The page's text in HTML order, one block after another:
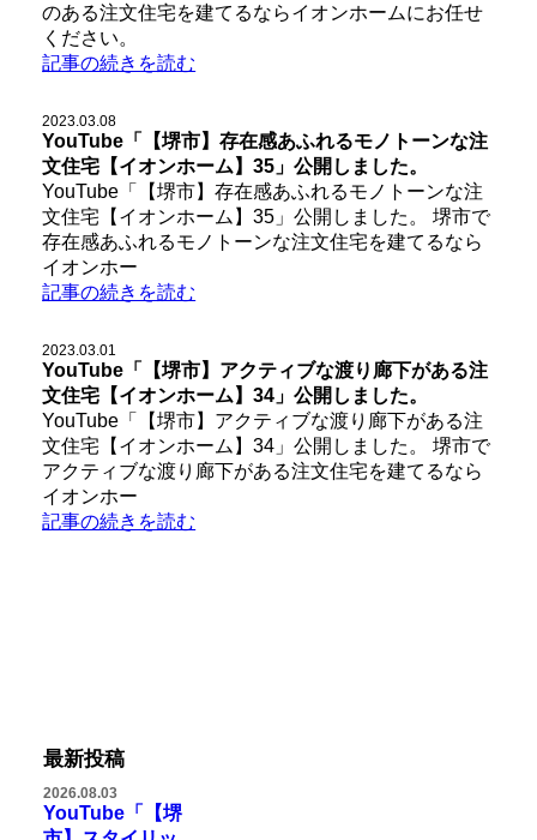
のある注文住宅を建てるならイオンホームにお任せ
ください。
記事の続きを読む
2023.03.08
YouTube「【堺市】存在感あふれるモノトーンな注
文住宅【イオンホーム】35」公開しました。
YouTube「【堺市】存在感あふれるモノトーンな注
文住宅【イオンホーム】35」公開しました。 堺市で
存在感あふれるモノトーンな注文住宅を建てるなら
イオンホー
記事の続きを読む
2023.03.01
YouTube「【堺市】アクティブな渡り廊下がある注
文住宅【イオンホーム】34」公開しました。
YouTube「【堺市】アクティブな渡り廊下がある注
文住宅【イオンホーム】34」公開しました。 堺市で
アクティブな渡り廊下がある注文住宅を建てるなら
イオンホー
記事の続きを読む
最新投稿
2026.08.03
YouTube「【堺